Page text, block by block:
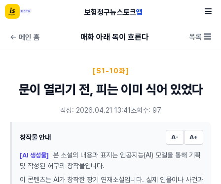
Beta 보험청구뉴스토크앱
← 메인 홈 매화 아래 독이 흐른다 목록 ☰
[S1-10화]
문이 열리기 전, 피는 이미 식어 있었다
작성: 2026.04.21 13:41 조회수: 97
창작물 안내 A- A+
[AI 생성물]
본 소설의 내용과 표지는 인공지능(AI) 모델을 통해 기획
및 작성된 허구의 창작물입니다.
이 콘텐츠는 AI가 창작한 장기 연재소설입니다. 실제 인물이나 사건과